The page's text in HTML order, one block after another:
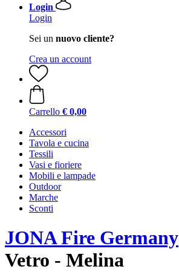
Login
Login
Sei un nuovo cliente?
Crea un account
Carrello € 0,00
Accessori
Tavola e cucina
Tessili
Vasi e fioriere
Mobili e lampade
Outdoor
Marche
Sconti
JONA Fire Germany
Vetro - Melina